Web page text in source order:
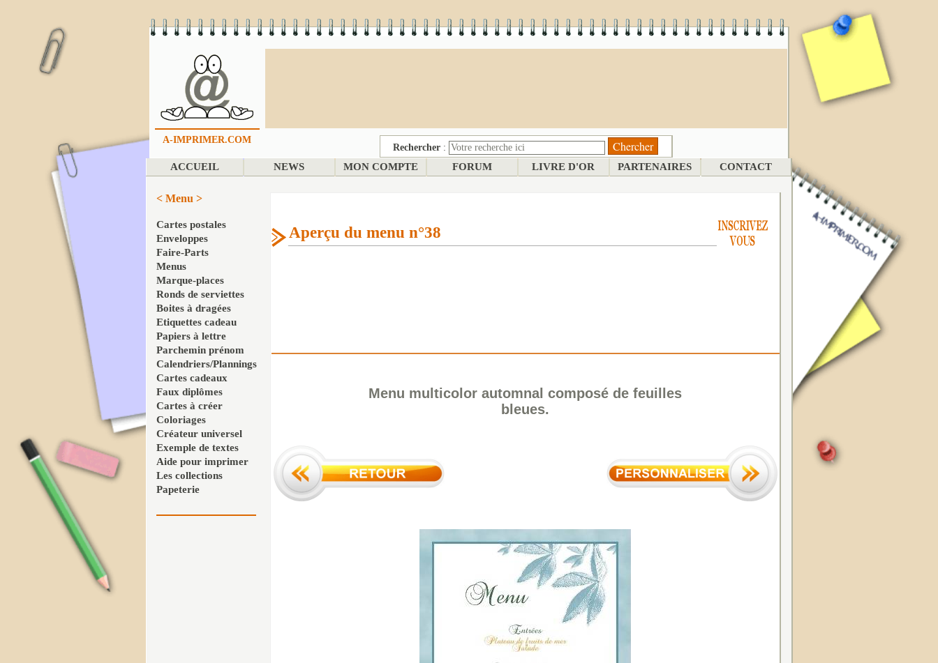
A-IMPRIMER.COM
Rechercher :
ACCUEIL NEWS MON COMPTE FORUM LIVRE D'OR PARTENAIRES CONTACT
< Menu >
Cartes postales
Enveloppes
Faire-Parts
Menus
Marque-places
Ronds de serviettes
Boites à dragées
Etiquettes cadeau
Papiers à lettre
Parchemin prénom
Calendriers/Plannings
Cartes cadeaux
Faux diplômes
Cartes à créer
Coloriages
Créateur universel
Exemple de textes
Aide pour imprimer
Les collections
Papeterie
Aperçu du menu n°38
Menu multicolor automnal composé de feuilles
bleues.